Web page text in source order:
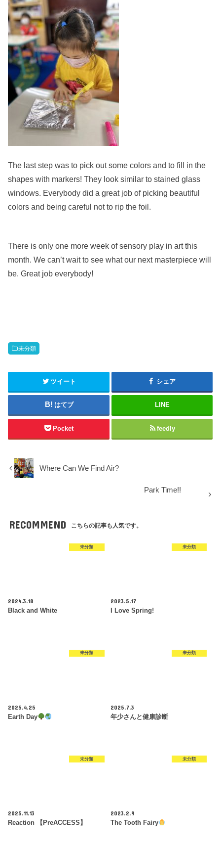
The last step was to pick out some colors and to fill in the
shapes with markers! They look similar to stained glass
windows. Everybody did a great job of picking beautiful
colors and being careful not to rip the foil.
There is only one more week of sensory play in art this
month. We can’t wait to see what our next masterpiece will
be. Great job everybody!
未分類
ツイート シェア
はてブ LINE
Pocket feedly
Where Can We Find Air?
Park Time!!
RECOMMEND こちらの記事も人気です。
未分類
2024.3.18
Black and White
未分類
2023.5.17
I Love Spring!
未分類
2025.4.25
Earth Day
未分類
2025.7.3
年少さんと健康診断
未分類
2025.11.13
Reaction 【PreACCESS】
未分類
2023.2.9
The Tooth Fairy